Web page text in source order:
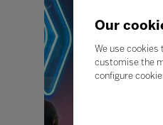
Our
We use
customise the
configure